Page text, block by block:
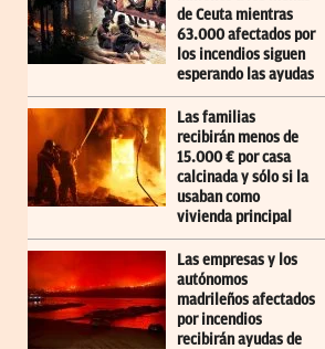
de Ceuta mientras
63.000 afectados por
los incendios siguen
esperando las ayudas
Las familias
recibirán menos de
15.000 € por casa
calcinada y sólo si la
usaban como
vivienda principal
Las empresas y los
autónomos
madrileños afectados
por incendios
recibirán ayudas de